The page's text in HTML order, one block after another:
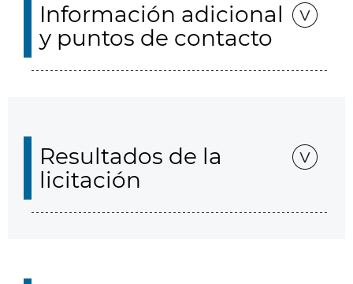
Información adicional
y puntos de contacto
Resultados de la
licitación